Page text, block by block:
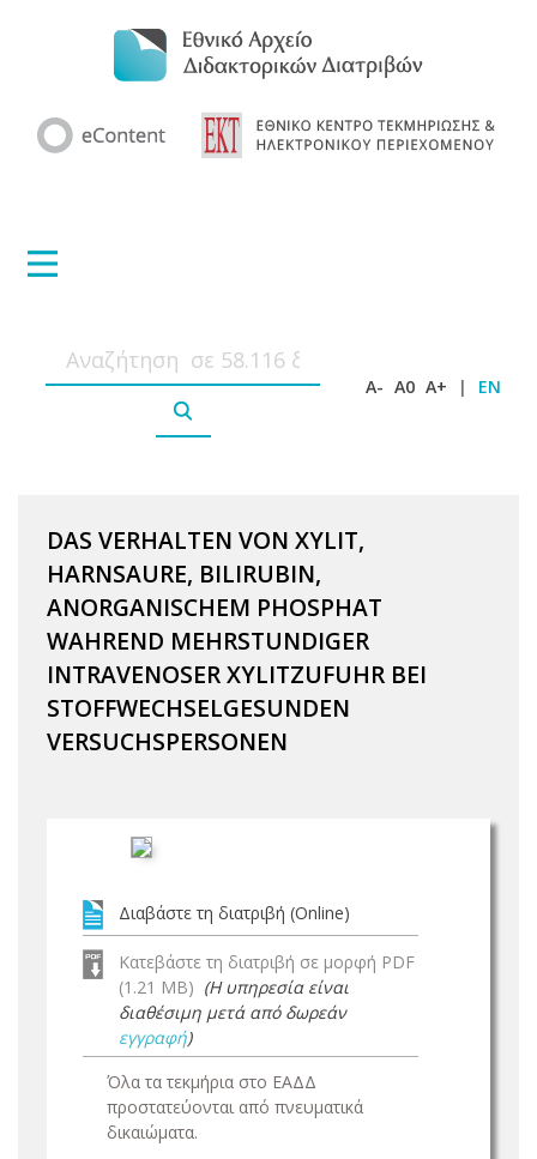
A- A0 A+ | EN
DAS VERHALTEN VON XYLIT,
HARNSAURE, BILIRUBIN,
ANORGANISCHEM PHOSPHAT
WAHREND MEHRSTUNDIGER
INTRAVENOSER XYLITZUFUHR BEI
STOFFWECHSELGESUNDEN
VERSUCHSPERSONEN
Διαβάστε τη διατριβή (Online)
Κατεβάστε τη διατριβή σε μορφή PDF
(1.21 MB) (Η υπηρεσία είναι
διαθέσιμη μετά από δωρεάν
εγγραφή)
Όλα τα τεκμήρια στο ΕΑΔΔ
προστατεύονται από πνευματικά
δικαιώματα.